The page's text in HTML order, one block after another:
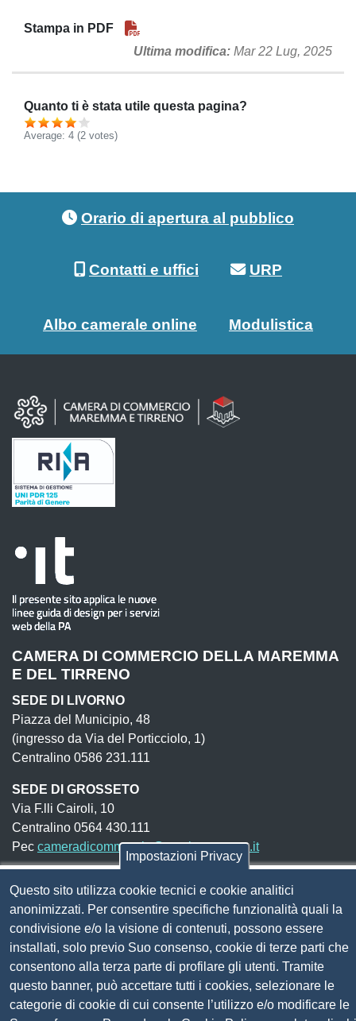
Stampa in PDF
Ultima modifica Mar 22 Lug, 2025
Quanto ti è stata utile questa pagina?
Average: 4 (2 votes)
Orario di apertura al pubblico
Contatti e uffici URP
Albo camerale online Modulistica
CAMERA DI COMMERCIO DELLA MAREMMA
E DEL TIRRENO
SEDE DI LIVORNO
Piazza del Municipio, 48
(ingresso da Via del Porticciolo, 1)
Centralino 0586 231.111
SEDE DI GROSSETO
Via F.lli Cairoli, 10
Centralino 0564 430.111
Pec cameradicommercio@pec.lg.camcom.it
Codice fiscale e Partita Iva:01838690491
Codice univoco fatturazione elettronica:
Pagare con PagoPA
Seguici su
Impostazioni Privacy
Questo sito utilizza cookie tecnici e cookie analitici
anonimizzati. Per consentire specifiche funzionalità quali la
condivisione e/o la visione di contenuti, possono essere
installati, solo previo Suo consenso, cookie di terze parti che
consentono alla terza parte di profilare gli utenti. Tramite
questo banner, può accettare tutti i cookies, selezionare le
categorie di cookie di cui consente l’utilizzo e/o modificare le